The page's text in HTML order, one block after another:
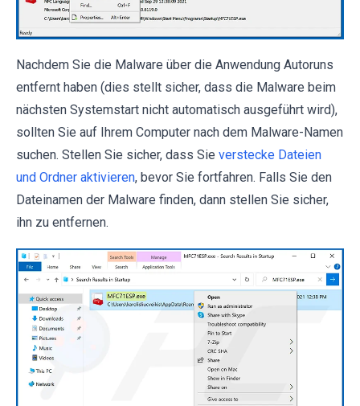
Nachdem Sie die Malware über die Anwendung Autoruns
entfernt haben (dies stellt sicher, dass die Malware beim
nächsten Systemstart nicht automatisch ausgeführt wird),
sollten Sie auf Ihrem Computer nach dem Malware-Namen
suchen. Stellen Sie sicher, dass Sie verstecke Dateien
und Ordner aktivieren, bevor Sie fortfahren. Falls Sie den
Dateinamen der Malware finden, dann stellen Sie sicher,
ihn zu entfernen.